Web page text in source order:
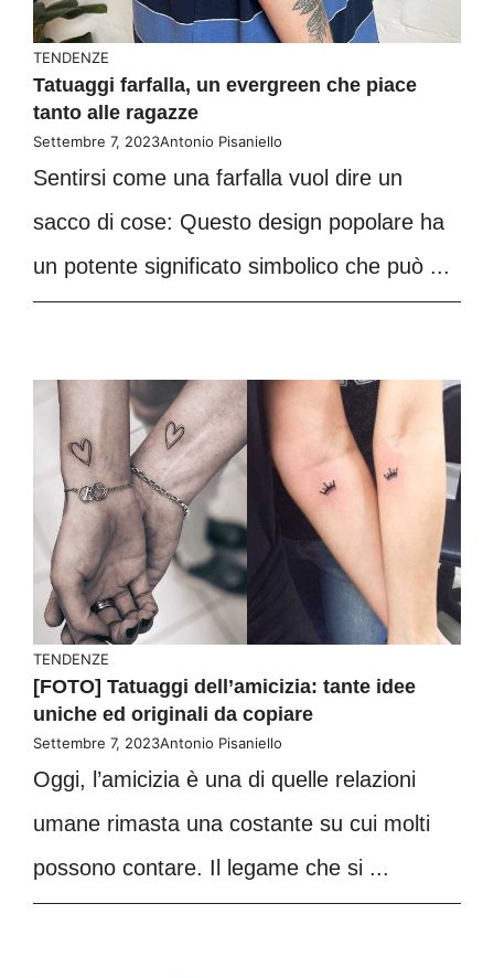
TENDENZE
Tatuaggi farfalla, un evergreen che piace
tanto alle ragazze
Settembre 7, 2023Antonio Pisaniello
Sentirsi come una farfalla vuol dire un
sacco di cose: Questo design popolare ha
un potente significato simbolico che può ...
TENDENZE
[FOTO] Tatuaggi dell’amicizia: tante idee
uniche ed originali da copiare
Settembre 7, 2023Antonio Pisaniello
Oggi, l’amicizia è una di quelle relazioni
umane rimasta una costante su cui molti
possono contare. Il legame che si ...